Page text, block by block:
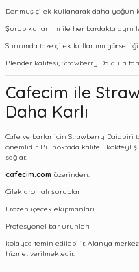
Donmuş çilek kullanarak daha yoğun
Şurup kullanımı ile her bardakta
Sunumda taze çilek kullanımı görselliği
Blender kalitesi, Strawberry Daiquiri
Cafecim ile
Daha Karlı
Cafe ve barlar için Strawberry Daiquiri
önemlidir. Bu noktada kaliteli kokteyl
sağlar.
cafecim.com üzerinden:
Çilek aromalı şuruplar
Frozen içecek ekipmanları
Profesyonel bar ürünleri
kolayca temin edilebilir. Alanya
hizmet verilmektedir.